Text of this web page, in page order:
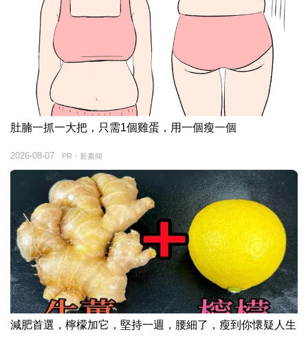
肚腩一抓一大把，只需1個雞蛋，用一個瘦一個
PR・新素簡
2026-08-07
減肥首選，檸檬加它，堅持一週，腰細了，瘦到你懷疑人生